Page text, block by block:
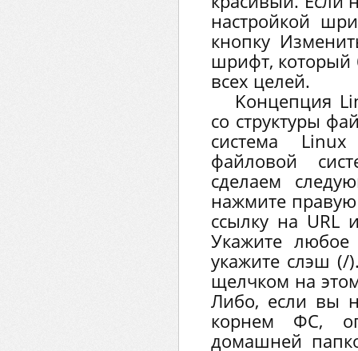
настройкой
кнопку
шрифт, который
всех целей.
Kонцепция
со структуры
система
файловой
сделаем
нажмите
ссылку на URL
Укажите
укажите слэш
щелчком на
Либо, если вы
корнем ФС,
домашней